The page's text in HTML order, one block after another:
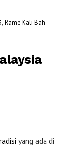
Rame Kali Bah!
yang ada di